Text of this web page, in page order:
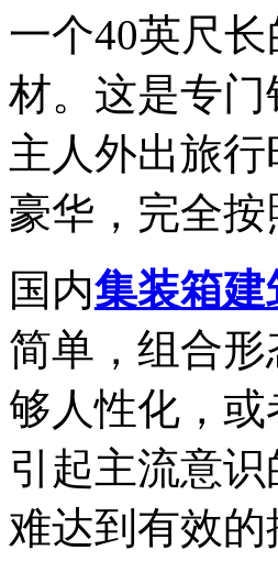
一个40英尺
材。这是专
主人外出旅
豪华，完全
国内集装箱建
简单，组合
够人性化，
引起主流意
难达到有效